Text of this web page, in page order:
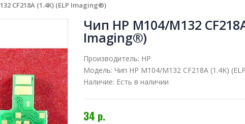
CF218A (1.4K) (ELP Imaging®)
Чип HP M104/M132
Imaging®)
Производитель: HP
Модель: Чип HP M104/M132 CF218A (1.4K)
Наличие: Есть в наличии
34 р.